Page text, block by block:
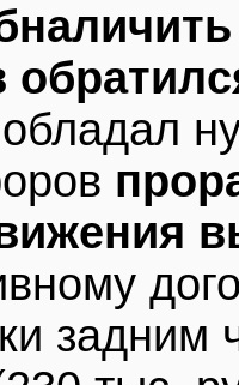
задним